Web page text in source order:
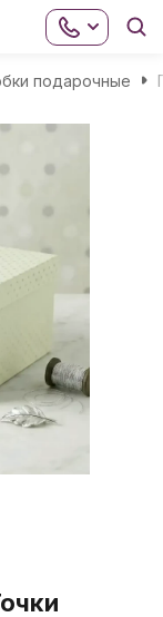
подарочные